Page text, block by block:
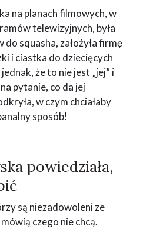
na planach filmowych, w
telewizyjnych, była
squasha, założyła firmę
i ciastka do dziecięcych
że to nie jest „jej” i
pytanie, co da jej
w czym chciałaby
sposób!
powiedziała,
są niezadowoleni ze
czego nie chcą.